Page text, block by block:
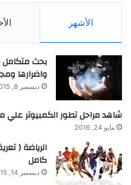
الأشهر
بحث متكامل
واضرارها
ديسمبر 8, 2015
شاهد مراحل تطور الكمبيوتر علي
مايو 24, 2016
الرياضة (
كامل
ديسمبر 14, 2015